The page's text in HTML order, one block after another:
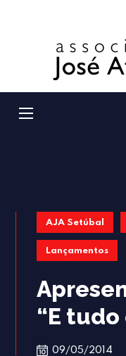
AJA Setúbal
Lançamentos
“E
09/05/2014